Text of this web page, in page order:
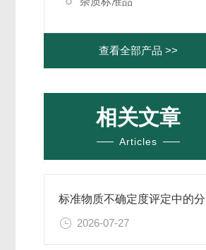
查看全部产品 >>
相关文章
Articles
2026-07-27